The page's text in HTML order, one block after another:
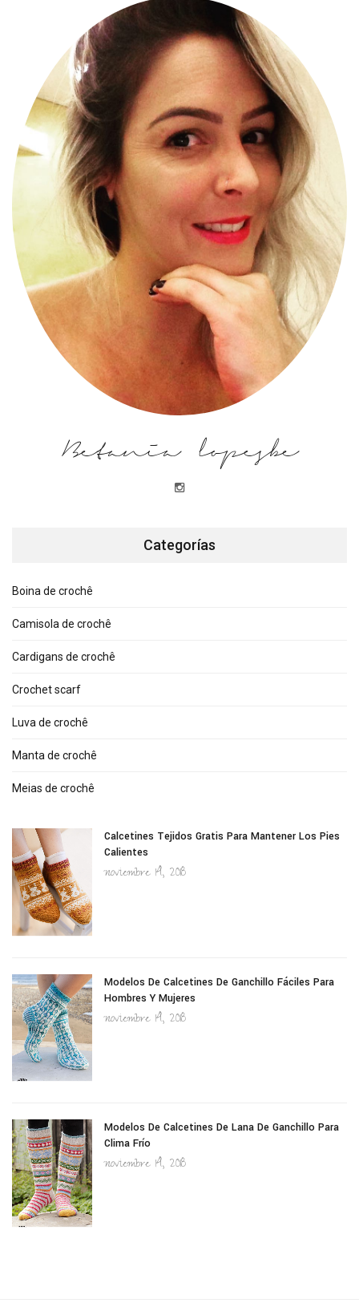
Betania lopesbe
Categorías
Boina de crochê
Camisola de crochê
Cardigans de crochê
Crochet scarf
Luva de crochê
Manta de crochê
Meias de crochê
Calcetines Tejidos Gratis Para Mantener Los Pies
Calientes
noviembre 14, 2018
Modelos De Calcetines De Ganchillo Fáciles Para
Hombres Y Mujeres
noviembre 14, 2018
Modelos De Calcetines De Lana De Ganchillo Para
Clima Frío
noviembre 14, 2018